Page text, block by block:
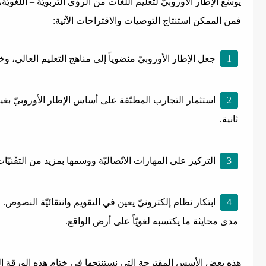
فمن الممكن استنتاج التوصيات والاقتراحات الآتية:
جعل الإطار الأوروبيّ منضوياً إلى مناهج التعليم
استثمار التجارب المطبّقة على أساس الإطار الأوروبيّ
ثانية.
التركيز على المهارات الاتّصاليّة ووسمها بمزيد من
ابتكار نظام إلكترونيّ يعين في التقويم وانتقائيّة
مدى محايثة ما يكتسبه لغويّاً على أرض الواقع.
هذه بعض الأسس المقترحة التي نستنتجها في ختام هذه الورقة